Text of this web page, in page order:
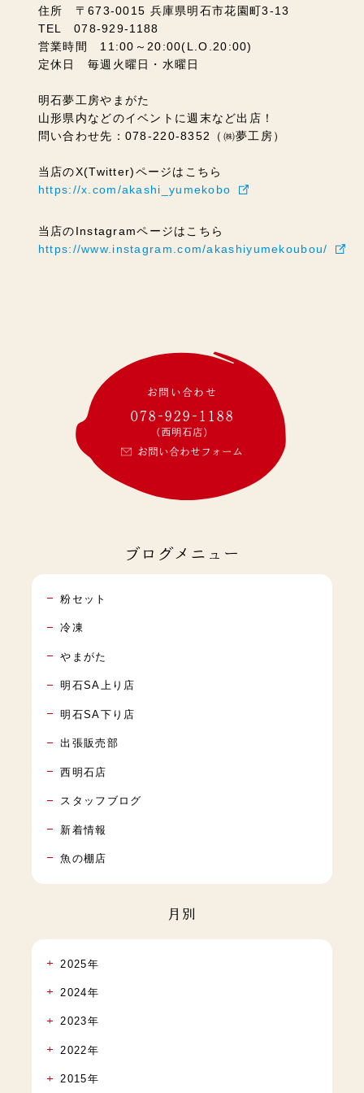
住所 〒673-0015 兵庫県明石市花園町3-13
TEL 078-929-1188
営業時間 11:00～20:00(L.O.20:00)
定休日 毎週火曜日・水曜日
明石夢工房やまがた
山形県内などのイベントに週末など出店！
問い合わせ先：078-220-8352（㈱夢工房）
当店のX(Twitter)ページはこちら
https://x.com/akashi_yumekobo
当店のInstagramページはこちら
https://www.instagram.com/akashiyumekoubou/
お問い合わせ
078-929-1188
(西明石店)
お問い合わせフォーム
ブログメニュー
粉セット
冷凍
やまがた
明石SA上り店
明石SA下り店
出張販売部
西明石店
スタッフブログ
新着情報
魚の棚店
月別
2025年
2024年
2023年
2022年
2015年